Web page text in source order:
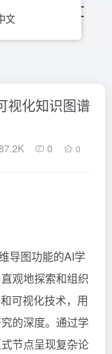
视化知识图谱
0 0
导图功能的AI学
观地探索和组织
可视化技术，用
的深度。通过学
节点呈现复杂论
文